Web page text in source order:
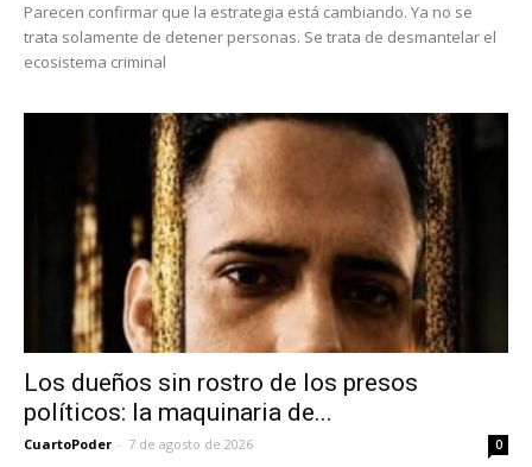
Parecen confirmar que la estrategia está cambiando. Ya no se
trata solamente de detener personas. Se trata de desmantelar el
ecosistema criminal
Los dueños sin rostro de los presos
políticos: la maquinaria de...
CuartoPoder - 7 de agosto de 2026 0